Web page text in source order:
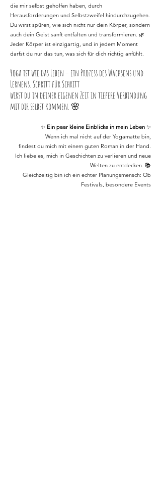
die mir selbst geholfen haben, durch
Herausforderungen und Selbstzweifel hindurchzugehen.
Du wirst spüren, wie sich nicht nur dein Körper, sondern
auch dein Geist sanft entfalten und transformieren. 🌿
Jeder Körper ist einzigartig, und in jedem Moment
darfst du nur das tun, was sich für dich richtig anfühlt.
Yoga ist wie das Leben – ein Prozess des Wachsens und
Lernens. Schritt für Schritt
wirst du in deiner eigenen Zeit in tiefere Verbindung
mit dir selbst kommen. 🌸
✨ Ein paar kleine Einblicke in mein Leben ✨
Wenn ich mal nicht auf der Yogamatte bin,
findest du mich mit einem guten Roman in der Hand.
Ich liebe es, mich in Geschichten zu verlieren und neue
Welten zu entdecken. 📚
Gleichzeitig bin ich ein echter Planungsmensch: Ob
Festivals, besondere Events